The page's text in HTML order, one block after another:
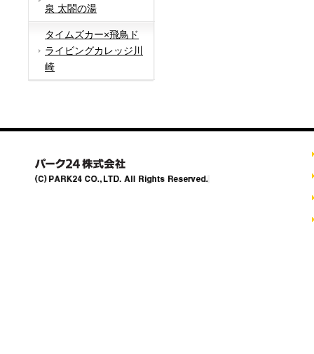
泉 太閤の湯
タイムズカー×飛鳥ド
ライビングカレッジ川
崎